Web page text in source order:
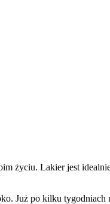
życiu. Lakier jest
Już po kilku